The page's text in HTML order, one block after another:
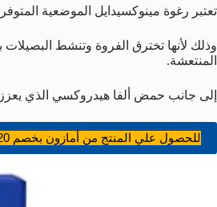
تعتبر رغوة مينوكسيدايل الموضعية المتوفرة بتركيز 5% أحد الأنواع التي تساهم بعلاج تساقط الشعر، حيث أثبتت سريريا بأنها تعيد نمو الشعر ب 12 أسبوع فقط وهذا على عكس
وذلك لأنها تخترق الفروة وتنشط البصيلات
المنتعشة.
إلى جانب حمض ألفا هيدروكسي الذي يعزز
للحصول علي المنتج من أمازون بخصم 20% اضغط هنا